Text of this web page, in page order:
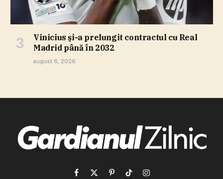
Vinicius şi-a prelungit contractul cu Real
Madrid până în 2032
august 6, 2026
Facebook
X PinterestTikTokInstagram